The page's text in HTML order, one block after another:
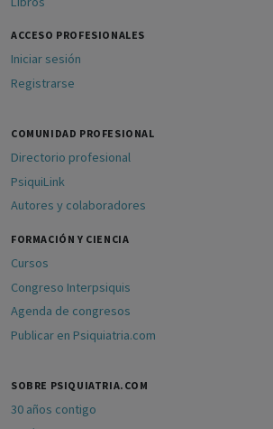
ACCESO PROFESIONALES
Iniciar sesión
Registrarse
COMUNIDAD PROFESIONAL
Directorio profesional
PsiquiLink
Autores y colaboradores
FORMACIÓN Y CIENCIA
Cursos
Congreso Interpsiquis
Agenda de congresos
Publicar en Psiquiatria.com
SOBRE PSIQUIATRIA.COM
30 años contigo